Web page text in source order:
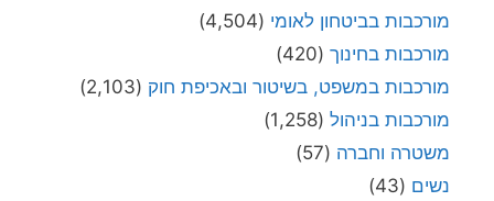
מורכבות בביטחון לאומי (4,504)
מורכבות בחינוך (420)
מורכבות במשפט, בשיטור ובאכיפת חוק (2,103)
מורכבות בניהול (1,258)
משטרה וחברה (57)
נשים (43)